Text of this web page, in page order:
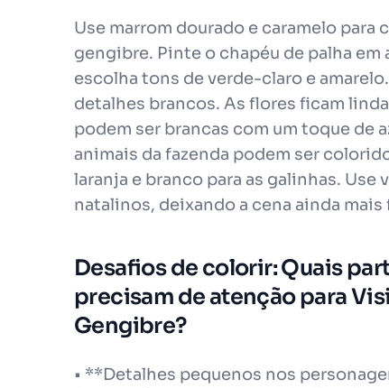
Use marrom dourado e caramelo
gengibre. Pinte o chapéu de palha em
escolha tons de verde-claro e
detalhes brancos. As flores ficam
podem ser brancas com um toque de
animais da fazenda podem ser
laranja e branco para as galinhas. Use
natalinos, deixando a cena ainda mais
Desafios de colorir: Quais
precisam de atenção para
Gengibre?
• **Detalhes pequenos nos